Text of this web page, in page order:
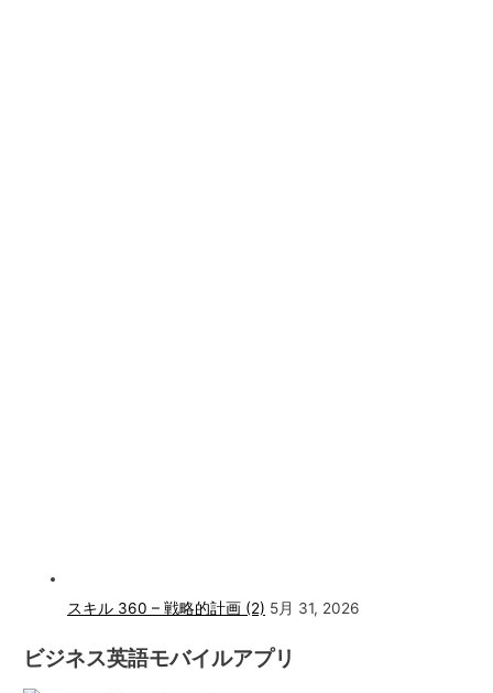
スキル 360 – 戦略的計画 (2) 5月 31, 2026
ビジネス英語モバイルアプリ